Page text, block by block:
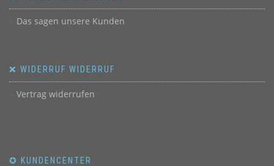
Das sagen unsere Kunden
❌ WIDERRUF WIDERRUF
Vertrag widerrufen
✪ KUNDENCENTER